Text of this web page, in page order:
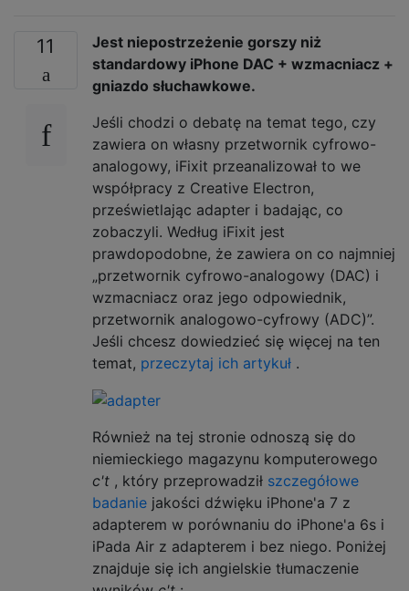
11
Jest niepostrzeżenie gorszy niż
standardowy iPhone DAC + wzmacniacz +
gniazdo słuchawkowe.
Jeśli chodzi o debatę na temat tego, czy
zawiera on własny przetwornik cyfrowo-
analogowy, iFixit przeanalizował to we
współpracy z Creative Electron,
prześwietlając adapter i badając, co
zobaczyli. Według iFixit jest
prawdopodobne, że zawiera on co najmniej
„przetwornik cyfrowo-analogowy (DAC) i
wzmacniacz oraz jego odpowiednik,
przetwornik analogowo-cyfrowy (ADC)”.
Jeśli chcesz dowiedzieć się więcej na ten
temat, przeczytaj ich artykuł .
Również na tej stronie odnoszą się do
niemieckiego magazynu komputerowego
c't , który przeprowadził szczegółowe
badanie jakości dźwięku iPhone'a 7 z
adapterem w porównaniu do iPhone'a 6s i
iPada Air z adapterem i bez niego. Poniżej
znajduje się ich angielskie tłumaczenie